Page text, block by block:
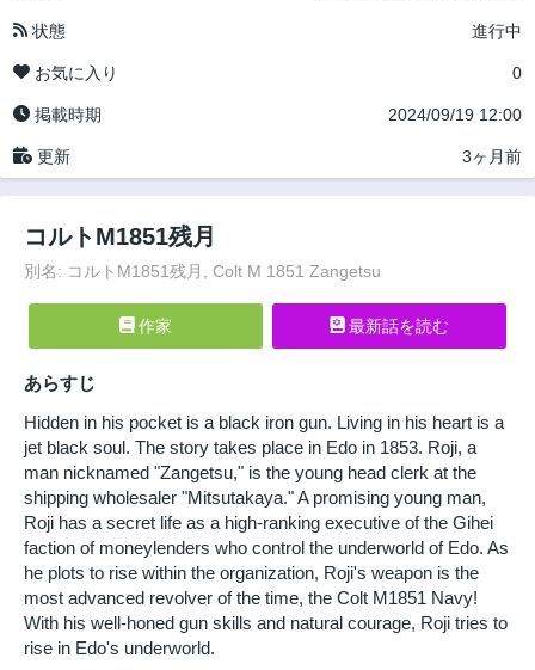
状態 進行中
お気に入り 0
掲載時期 2024/09/19 12:00
更新 3ヶ月前
コルトM1851残月
別名: コルトM1851残月, Colt M 1851 Zangetsu
作家 最新話を読む
あらすじ
Hidden in his pocket is a black iron gun. Living in his heart is a
jet black soul. The story takes place in Edo in 1853. Roji, a
man nicknamed "Zangetsu," is the young head clerk at the
shipping wholesaler "Mitsutakaya." A promising young man,
Roji has a secret life as a high-ranking executive of the Gihei
faction of moneylenders who control the underworld of Edo. As
he plots to rise within the organization, Roji's weapon is the
most advanced revolver of the time, the Colt M1851 Navy!
With his well-honed gun skills and natural courage, Roji tries to
rise in Edo's underworld.